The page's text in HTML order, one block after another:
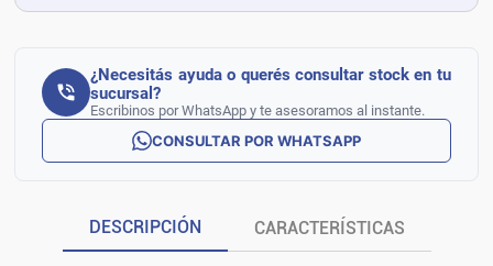
¿Necesitás ayuda o querés consultar stock en tu
sucursal?
Escribinos por WhatsApp y te asesoramos al instante.
CONSULTAR POR WHATSAPP
DESCRIPCIÓN CARACTERÍSTICAS